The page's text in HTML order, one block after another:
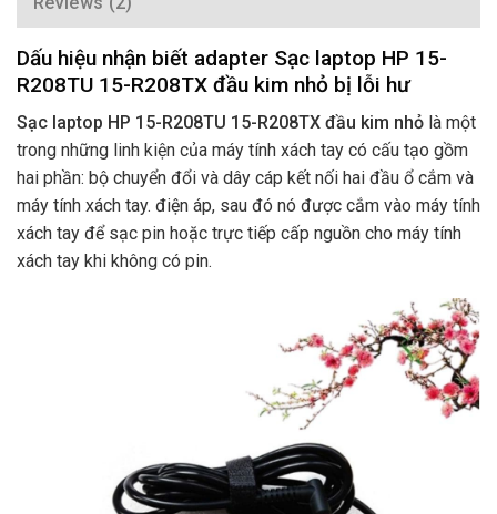
Dấu hiệu nhận biết adapter Sạc laptop HP 15-
R208TU 15-R208TX đầu kim nhỏ bị lỗi hư
Sạc laptop HP 15-R208TU 15-R208TX đầu kim nhỏ là một
trong những linh kiện của máy tính xách tay có cấu tạo gồm
hai phần: bộ chuyển đổi và dây cáp kết nối hai đầu ổ cắm và
máy tính xách tay. điện áp, sau đó nó được cắm vào máy tính
xách tay để sạc pin hoặc trực tiếp cấp nguồn cho máy tính
xách tay khi không có pin.